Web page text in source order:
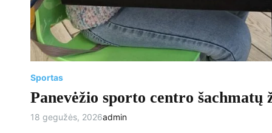
Sportas
Panevėžio sporto centro šachmatų
18 gegužės, 2026admin